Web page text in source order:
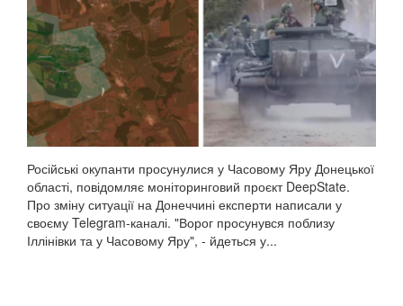
Російські окупанти просунулися у Часовому Яру Донецької
області, повідомляє моніторинговий проєкт DeepState.
Про зміну ситуації на Донеччині експерти написали у
своєму Telegram-каналі. "Ворог просунувся поблизу
Іллінівки та у Часовому Яру", - йдеться у...